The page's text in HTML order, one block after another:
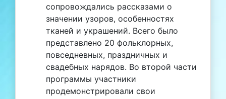
сопровождались рассказами о
значении узоров, особенностях
тканей и украшений. Всего было
представлено 20 фольклорных,
повседневных, праздничных и
свадебных нарядов. Во второй части
программы участники
продемонстрировали свои